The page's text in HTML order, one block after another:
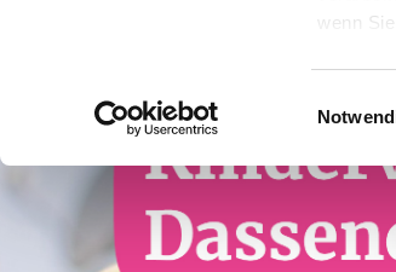
wenn
Weitere
Sie
Zwecke